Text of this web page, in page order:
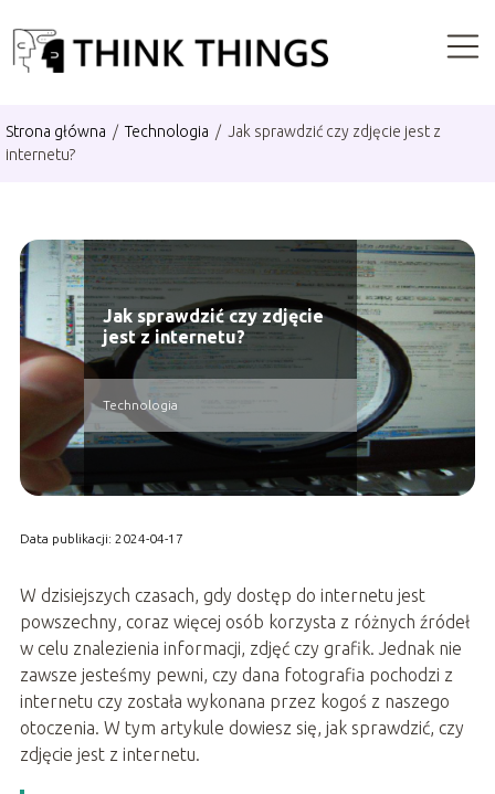
Strona główna / Technologia / Jak sprawdzić czy zdjęcie jest z
internetu?
Jak sprawdzić czy zdjęcie
jest z internetu?
Technologia
Data publikacji: 2024-04-17
W dzisiejszych czasach, gdy dostęp do internetu jest
powszechny, coraz więcej osób korzysta z różnych źródeł
w celu znalezienia informacji, zdjęć czy grafik. Jednak nie
zawsze jesteśmy pewni, czy dana fotografia pochodzi z
internetu czy została wykonana przez kogoś z naszego
otoczenia. W tym artykule dowiesz się, jak sprawdzić, czy
zdjęcie jest z internetu.